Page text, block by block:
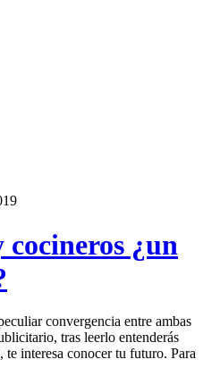
¿un
convergencia entre ambas
tras leerlo entenderás
te interesa conocer tu futuro. Para